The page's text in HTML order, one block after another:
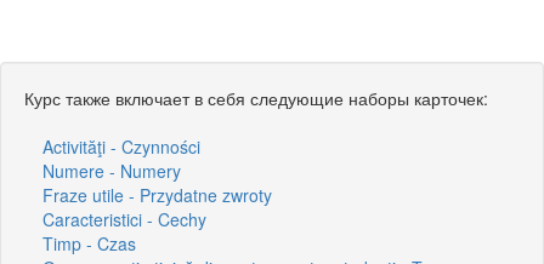
Курс также включает в себя следующие наборы карточек:
Activităţi - Czynności
Numere - Numery
Fraze utile - Przydatne zwroty
Caracteristici - Cechy
Timp - Czas